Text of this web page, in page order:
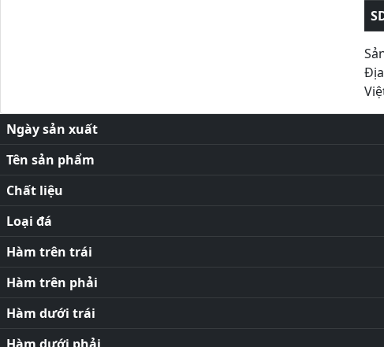
Ngày sản xuất
Tên sản phẩm
Chất liệu
Loại đá
Hàm trên trái
Hàm trên phải
Hàm dưới trái